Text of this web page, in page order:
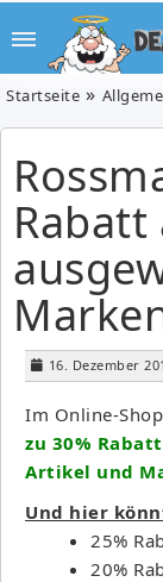
Startseite
16. Dezember
Im Online-
zu 30%
Artikel und
Und hier
25%
20%